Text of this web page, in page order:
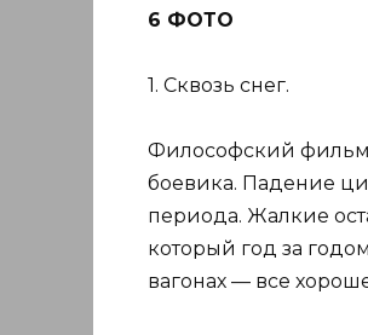
6 ФОТО
1. Сквозь снег.
Философский фильм
боевика. Падение
периода. Жалкие
который год за
вагонах — все